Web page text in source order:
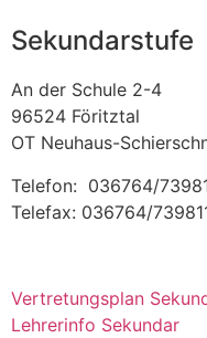
Sekundarstufe
An der Schule 2-4
96524 Föritztal
OT Neuhaus-
Telefon: 036764/
Telefax: 036764/
Vertretungsplan
Lehrerinfo Sekundar